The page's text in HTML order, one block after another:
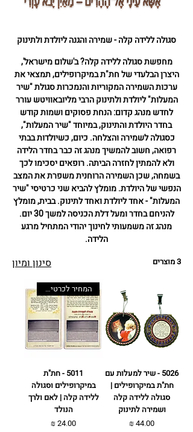
סגולה ללידה קלה - שמירה והגנה ליולדת ולתינוק
מחפשת סגולה ללידה קלה? ב'שלום מישראל',
היצרן הבלעדי של חת"ת במיקרופילים, תמצאי את
ערכות השמירה המקוריות והנמכרות סגולת "שיר
המעלות" ליולדת ולתינוק הרבי מליובאוויטש עורר
לחדש מנהג קדום: הנחת פסוקים ושמות קודש
בחדר היולדת והתינוק, במיוחד "שיר המעלות",
כסגולה לשמירה והצלחה. כיום, כשיולדות בבתי
רפואה, חשוב להמשיך מנהג זה כבר בחדר הלידה
ולא להמתין לחזרה הביתה. רופאים יסכימו לכך
בשמחה, שכן השמירה הרוחנית משפרת את המצב
הנפשי של היולדת. מומלץ להביא שני כרטיסי "שיר
המעלות" - אחד ליולדת ואחד לתינוק. בבית, מומלץ
להניחם בחדר ומעל דלת הכניסה למשך 30 יום.
מנהג זה משמעותי לחינוך יהודי המתחיל מרגע
הלידה.
3 מוצרים סינון ומיון
5026 - שיר למעלות עם
חת"ת במיקרופילים |
סגולה ללידה קלה
ושמירה לתינוק
מחיר
המחיר לכרטיס בלבד. ניתן לשדרג
5011 - חת"ת
במיקרופילים וסגולה
ללידה קלה | לאם ולרך
הנולד
מחיר